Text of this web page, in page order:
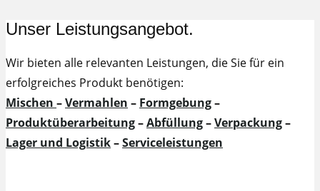
Unser Leistungsangebot.
Wir bieten alle relevanten Leistungen, die Sie für ein
erfolgreiches Produkt benötigen:
Mischen –Vermahlen – Formgebung–
Produktüberarbeitung–Abfüllung–Verpackung–
Lager und Logistik–Serviceleistungen